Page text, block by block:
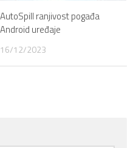
AutoSpill ranjivost pogađa
Android uređaje
16/12/2023